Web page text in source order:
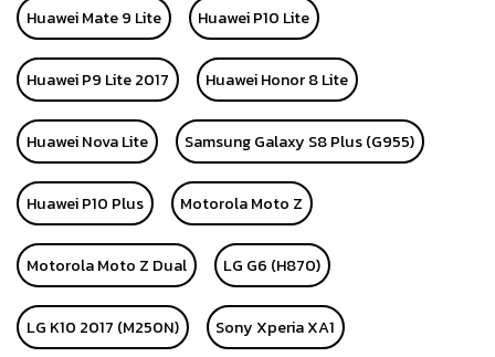
Huawei Mate 9 Lite Huawei P10 Lite
Huawei P9 Lite 2017 Huawei Honor 8 Lite
Huawei Nova Lite Samsung Galaxy S8 Plus (G955)
Huawei P10 Plus Motorola Moto Z
Motorola Moto Z Dual LG G6 (H870)
LG K10 2017 (M250N) Sony Xperia XA1